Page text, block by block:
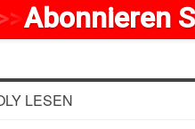
>>>> >>>>
Abonnieren
LESEN